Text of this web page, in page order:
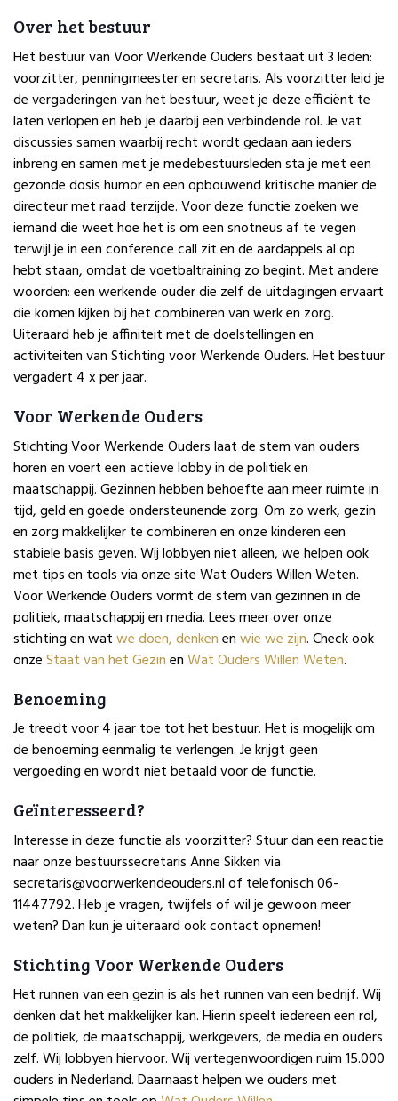
Over het bestuur
Het bestuur van Voor Werkende Ouders bestaat uit 3 leden:
voorzitter, penningmeester en secretaris. Als voorzitter leid je
de vergaderingen van het bestuur, weet je deze efficiënt te
laten verlopen en heb je daarbij een verbindende rol. Je vat
discussies samen waarbij recht wordt gedaan aan ieders
inbreng en samen met je medebestuursleden sta je met een
gezonde dosis humor en een opbouwend kritische manier de
directeur met raad terzijde. Voor deze functie zoeken we
iemand die weet hoe het is om een snotneus af te vegen
terwijl je in een conference call zit en de aardappels al op
hebt staan, omdat de voetbaltraining zo begint. Met andere
woorden: een werkende ouder die zelf de uitdagingen ervaart
die komen kijken bij het combineren van werk en zorg.
Uiteraard heb je affiniteit met de doelstellingen en
activiteiten van Stichting voor Werkende Ouders. Het bestuur
vergadert 4 x per jaar.
Voor Werkende Ouders
Stichting Voor Werkende Ouders laat de stem van ouders
horen en voert een actieve lobby in de politiek en
maatschappij. Gezinnen hebben behoefte aan meer ruimte in
tijd, geld en goede ondersteunende zorg. Om zo werk, gezin
en zorg makkelijker te combineren en onze kinderen een
stabiele basis geven. Wij lobbyen niet alleen, we helpen ook
met tips en tools via onze site Wat Ouders Willen Weten.
Voor Werkende Ouders vormt de stem van gezinnen in de
politiek, maatschappij en media. Lees meer over onze
stichting en watwe doen,denkenenwie we zijn. Check ook
onzeStaat van het GezinenWat Ouders Willen Weten.
Benoeming
Je treedt voor 4 jaar toe tot het bestuur. Het is mogelijk om
de benoeming eenmalig te verlengen. Je krijgt geen
vergoeding en wordt niet betaald voor de functie.
Geïnteresseerd?
Interesse in deze functie als voorzitter? Stuur dan een reactie
naar onze bestuurssecretaris Anne Sikken via
secretaris@voorwerkendeouders.nl of telefonisch 06-
11447792. Heb je vragen, twijfels of wil je gewoon meer
weten? Dan kun je uiteraard ook contact opnemen!
Stichting Voor Werkende Ouders
Het runnen van een gezin is als het runnen van een bedrijf. Wij
denken dat het makkelijker kan. Hierin speelt iedereen een rol,
de politiek, de maatschappij, werkgevers, de media en ouders
zelf. Wij lobbyen hiervoor. Wij vertegenwoordigen ruim 15.000
ouders in Nederland. Daarnaast helpen we ouders met